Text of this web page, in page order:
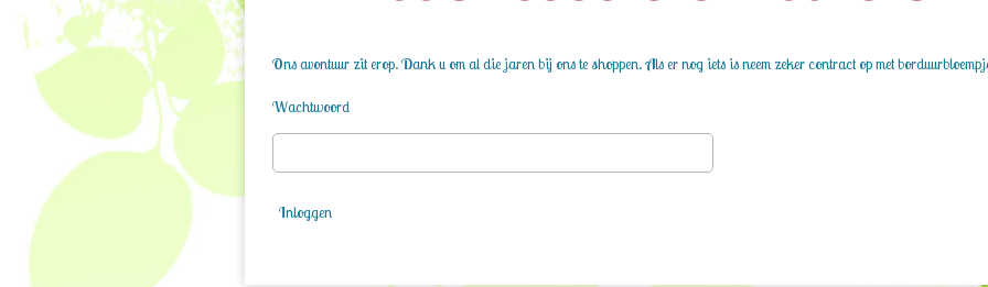
Ons avontuur zit erop. Dank u om al die jaren bij ons te shoppen. Als er nog iets is neem zeker contract op met
Wachtwoord
Inloggen